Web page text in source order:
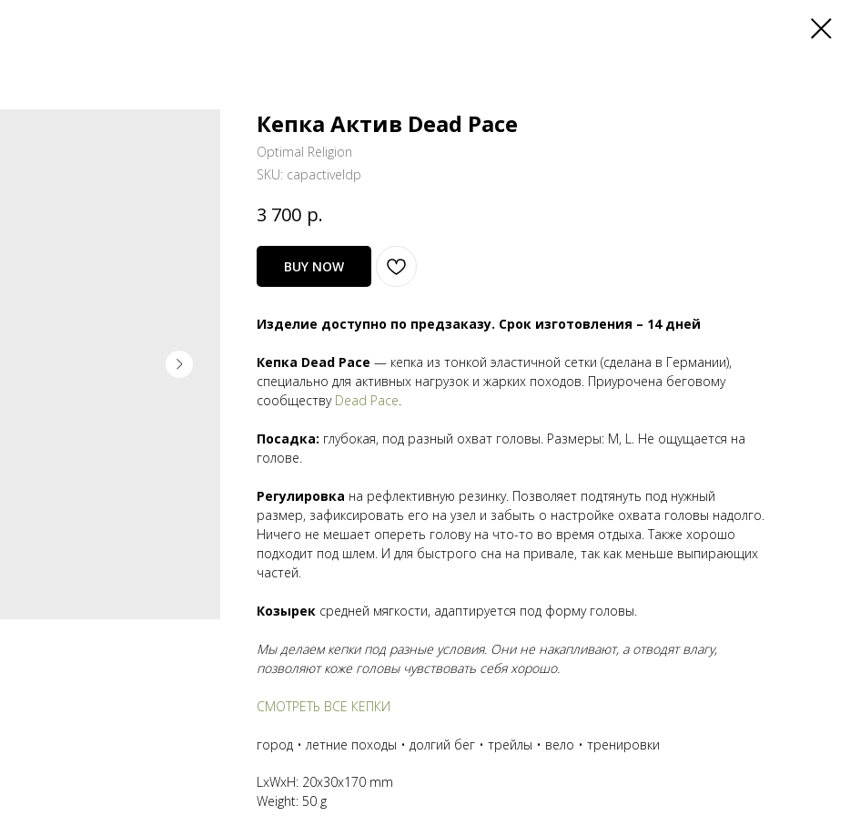
Кепка Актив Dead Pace
Optimal Religion
SKU: capactiveldp
3 700 р.
BUY NOW
Изделие доступно по предзаказу. Срок изготовления – 14 дней
Кепка Dead Pace — кепка из тонкой эластичной сетки (сделана в Германии),
специально для активных нагрузок и жарких походов. Приурочена беговому
сообществуDead Pace
Посадка: глубокая, под разный охват головы. Размеры: М, L. Не ощущается на
голове.
Регулировка на рефлективную резинку. Позволяет подтянуть под нужный
размер, зафиксировать его на узел и забыть о настройке охвата головы надолго.
Ничего не мешает опереть голову на что-то во время отдыха. Также хорошо
подходит под шлем. И для быстрого сна на привале, так как меньше выпирающих
частей.
Козырек средней мягкости, адаптируется под форму головы.
Мы делаем кепки под разные условия. Они не накапливают, а отводят влагу,
позволяют коже головы чувствовать себя хорошо.
СМОТРЕТЬ ВСЕ КЕПКИ
город • летние походы • долгий бег • трейлы • вело • тренировки
LxWxH: 20x30x170 mm
Weight: 50 g